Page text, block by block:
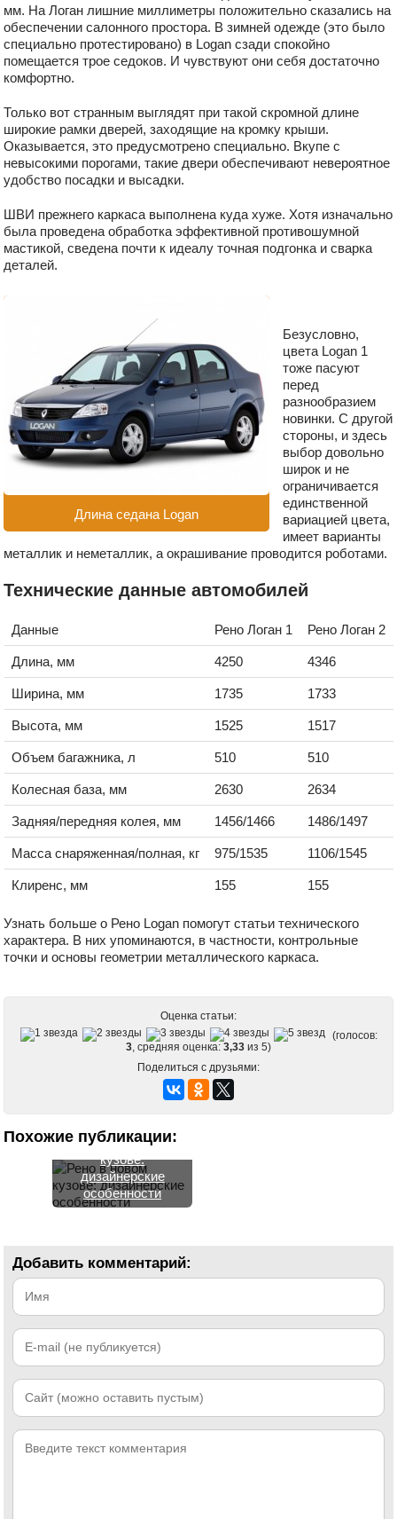
мм. На Логан лишние миллиметры положительно сказались на
обеспечении салонного простора. В зимней одежде (это было
специально протестировано) в Logan сзади спокойно
помещается трое седоков. И чувствуют они себя достаточно
комфортно.
Только вот странным выглядят при такой скромной длине
широкие рамки дверей, заходящие на кромку крыши.
Оказывается, это предусмотрено специально. Вкупе с
невысокими порогами, такие двери обеспечивают невероятное
удобство посадки и высадки.
ШВИ прежнего каркаса выполнена куда хуже. Хотя изначально
была проведена обработка эффективной противошумной
мастикой, сведена почти к идеалу точная подгонка и сварка
деталей.
Длина седана Logan
Безусловно,
цвета Logan 1
тоже пасуют
перед
разнообразием
новинки. С другой
стороны, и здесь
выбор довольно
широк и не
ограничивается
единственной
вариацией цвета,
имеет варианты
металлик и неметаллик, а окрашивание проводится роботами.
Технические данные автомобилей
Данные Рено Логан 1 Рено Логан 2
Длина, мм 4250 4346
Ширина, мм 1735 1733
Высота, мм 1525 1517
Объем багажника, л 510 510
Колесная база, мм 2630 2634
Задняя/передняя колея, мм 1456/1466 1486/1497
Масса снаряженная/полная, кг 975/1535 1106/1545
Клиренс, мм 155 155
Узнать больше о Рено Logan помогут статьи технического
характера. В них упоминаются, в частности, контрольные
точки и основы геометрии металлического каркаса.
Оценка статьи:
(голосов:
3, средняя оценка: 3,33 из 5)
Поделиться с друзьями:
Похожие публикации:
Рено в новом
кузове:
дизайнерские
особенности
Добавить комментарий: